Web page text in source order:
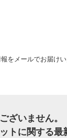
をメールでお届けい
ざいません。
に関する最